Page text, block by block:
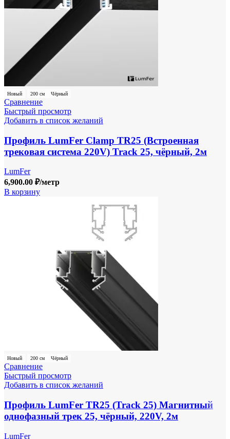
Новый 200 см Чёрный
Сравнение
Быстрый просмотр
Добавить в список желаний
Профиль LumFer Clamp TR25 (Встроенная
трековая система 220V) Track 25, чёрный, 2м
LumFer
6,900.00 ₽/метр
В корзину
Новый 200 см Чёрный
Сравнение
Быстрый просмотр
Добавить в список желаний
Профиль LumFer TR25 (Track 25) Магнитный
однофазный трек 25, чёрный, 220V, 2м
LumFer